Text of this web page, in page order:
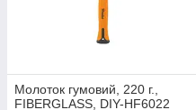
Молоток гумовий, 220 г.,
FIBERGLASS, DIY-HF6022